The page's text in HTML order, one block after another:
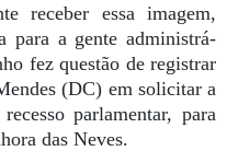
receber essa imagem,
para a gente administrá-
fez questão de registrar
(DC) em solicitar a
parlamentar, para
das Neves.